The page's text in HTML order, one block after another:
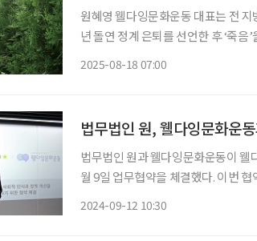
원혜영 웰다잉문화운동 대표는 전
년 돌연 정계 은퇴를 선언한 후 ‘죽음
2025-08-18 07:00
법무법인 원, 웰다잉문화운
법무법인 원과 웰다잉문화운동이 웰
월 9일 업무협약을 체결했다. 이번 협약을 통해 법무법인 원과 웰다잉문화운동은 ▲웰다잉 문
2024-09-12 10:30